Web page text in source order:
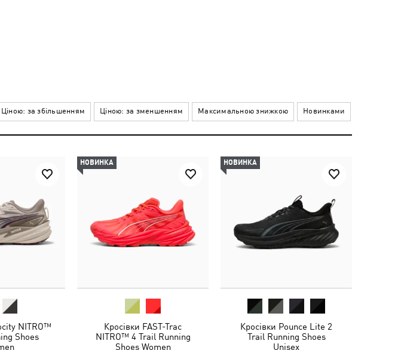
Ціною: за збільшенням Ціною: за зменшенням Максимальною знижкою Новинками
NITRO™
Shoes
НОВИНКА
Кросівки FAST-Trac
NITRO™ 4 Trail Running
Shoes Women
НОВИНКА
Кросівки Pounce Lite 2
Trail Running Shoes
Unisex